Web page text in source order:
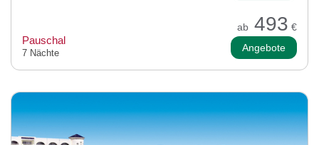
ab 493 €
Pauschal
7 Nächte Angebote